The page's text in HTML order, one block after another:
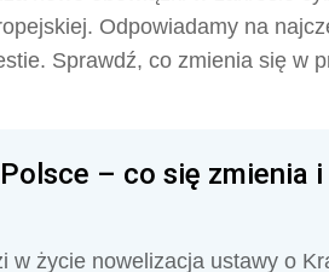
Odpowiadamy na
Sprawdź, co zmienia się w
– co się zmienia
w życie nowelizacja ustawy o